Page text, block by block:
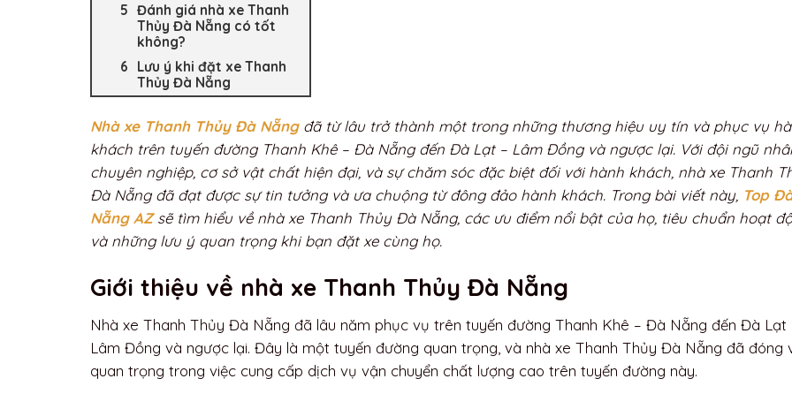
Đánh giá nhà xe Thanh
Thủy Đà Nẵng có tốt
không?
Lưu ý khi đặt xe Thanh
Thủy Đà Nẵng
Nhà xe Thanh Thủy Đà Nẵngđã từ lâu trở thành một trong những thương hiệu uy tín và phục vụ
khách trên tuyến đường Thanh Khê – Đà Nẵng đến Đà Lạt – Lâm Đồng và ngược lại. Với đội ngũ
chuyên nghiệp, cơ sở vật chất hiện đại, và sự chăm sóc đặc biệt đối với hành khách, nhà xe Thanh
Đà Nẵng đã đạt được sự tin tưởng và ưa chuộng từ đông đảo hành khách. Trong bài viết này, Top
Nẵng AZ sẽ tìm hiểu về nhà xe Thanh Thủy Đà Nẵng, các ưu điểm nổi bật của họ, tiêu chuẩn hoạt
và những lưu ý quan trọng khi bạn đặt xe cùng họ.
Giới thiệu về nhà xe Thanh Thủy Đà Nẵng
Nhà xe Thanh Thủy Đà Nẵng đã lâu năm phục vụ trên tuyến đường Thanh Khê – Đà Nẵng đến Đà Lạt
Lâm Đồng và ngược lại. Đây là một tuyến đường quan trọng, và nhà xe Thanh Thủy Đà Nẵng đã đóng
quan trọng trong việc cung cấp dịch vụ vận chuyển chất lượng cao trên tuyến đường này.